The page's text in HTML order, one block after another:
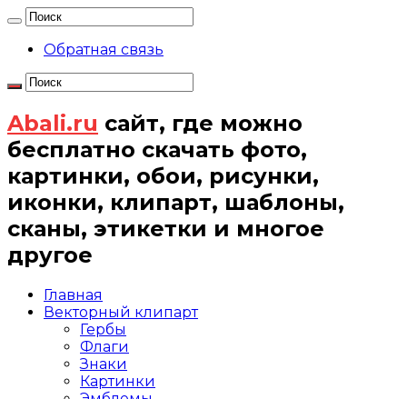
Обратная связь
Abali.ru сайт, где можно
бесплатно скачать фото,
картинки, обои, рисунки,
иконки, клипарт, шаблоны,
сканы, этикетки и многое
другое
Главная
Векторный клипарт
Гербы
Флаги
Знаки
Картинки